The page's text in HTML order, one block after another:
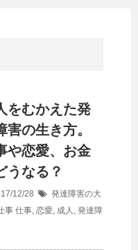
をむかえた発
害の生き方。
や恋愛、お金
うなる？
12/28
発達障害の大
事 仕事, 恋愛, 成人 , 発達障